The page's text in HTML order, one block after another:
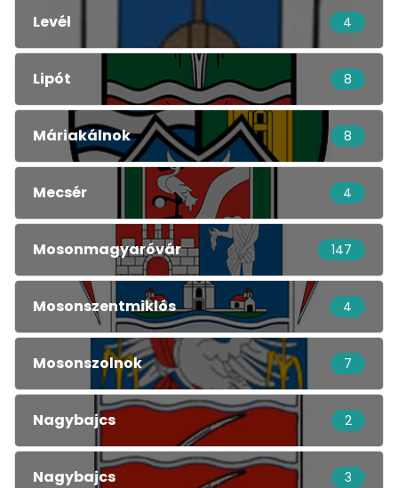
Levél 4
Lipót 8
Máriakálnok 8
Mecsér 4
Mosonmagyaróvár 147
Mosonszentmiklós 4
Mosonszolnok 7
Nagybajcs 2
Nagybajcs 3